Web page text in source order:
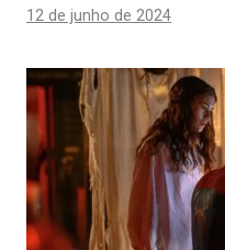
12 de junho de 2024